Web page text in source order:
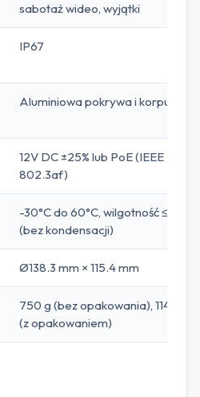
sabotaż wideo, wyjątki
IP67
Aluminiowa pokrywa i korpus
12V DC ±25% lub PoE (IEEE
802.3af)
-30°C do 60°C, wilgotność ≤ 95%
(bez kondensacji)
Ø138.3 mm × 115.4 mm
750 g (bez opakowania), 1140 g
(z opakowaniem)